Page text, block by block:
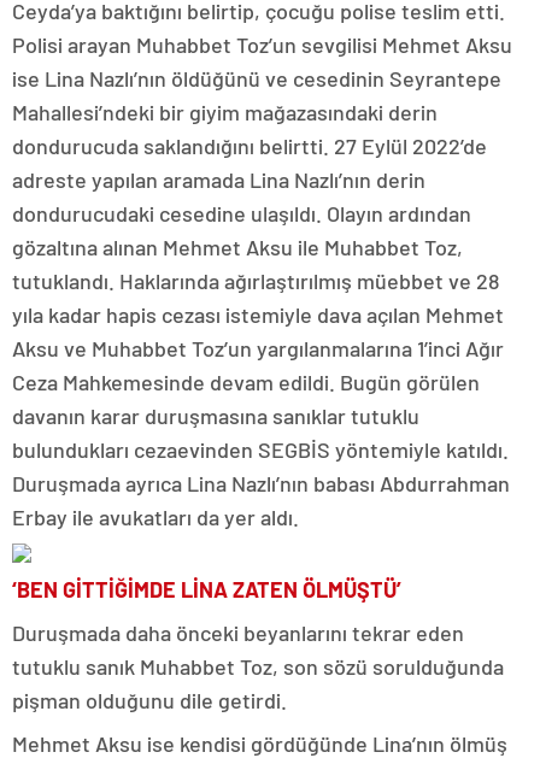
Ceyda’ya baktığını belirtip, çocuğu polise teslim etti.
Polisi arayan Muhabbet Toz’un sevgilisi Mehmet Aksu
ise Lina Nazlı’nın öldüğünü ve cesedinin Seyrantepe
Mahallesi’ndeki bir giyim mağazasındaki derin
dondurucuda saklandığını belirtti. 27 Eylül 2022’de
adreste yapılan aramada Lina Nazlı’nın derin
dondurucudaki cesedine ulaşıldı. Olayın ardından
gözaltına alınan Mehmet Aksu ile Muhabbet Toz,
tutuklandı. Haklarında ağırlaştırılmış müebbet ve 28
yıla kadar hapis cezası istemiyle dava açılan Mehmet
Aksu ve Muhabbet Toz’un yargılanmalarına 1’inci Ağır
Ceza Mahkemesinde devam edildi. Bugün görülen
davanın karar duruşmasına sanıklar tutuklu
bulundukları cezaevinden SEGBİS yöntemiyle katıldı.
Duruşmada ayrıca Lina Nazlı’nın babası Abdurrahman
Erbay ile avukatları da yer aldı.
‘BEN GİTTİĞİMDE LİNA ZATEN ÖLMÜŞTÜ’
Duruşmada daha önceki beyanlarını tekrar eden
tutuklu sanık Muhabbet Toz, son sözü sorulduğunda
pişman olduğunu dile getirdi.
Mehmet Aksu ise kendisi gördüğünde Lina’nın ölmüş